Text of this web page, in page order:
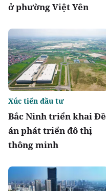
ở phường Việt Yên
Bắc Ninh triển khai Đề
án phát triển đô thị
thông minh
Xúc tiến đầu tư